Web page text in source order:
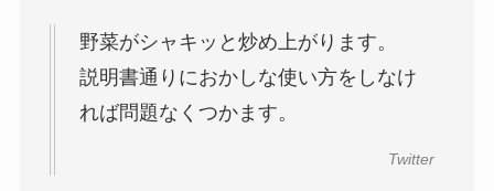
野菜がシャキッと炒め上がります。
説明書通りにおかしな使い方をしなけ
れば問題なくつかます。
Twitter